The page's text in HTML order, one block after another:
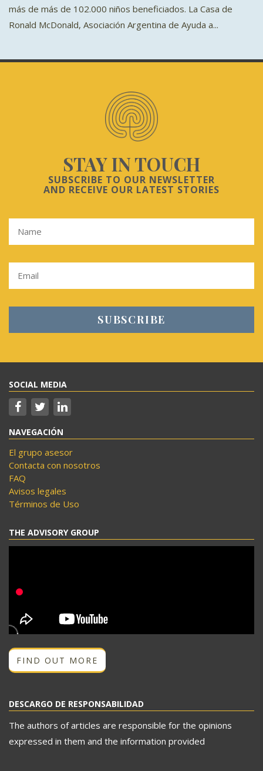
más de más de 102.000 niños beneficiados. La Casa de
Ronald McDonald, Asociación Argentina de Ayuda a...
STAY IN TOUCH
SUBSCRIBE TO OUR NEWSLETTER
AND RECEIVE OUR LATEST STORIES
SOCIAL MEDIA
NAVEGACIÓN
El grupo asesor
Contacta con nosotros
FAQ
Avisos legales
Términos de Uso
THE ADVISORY GROUP
FIND OUT MORE
DESCARGO DE RESPONSABILIDAD
The authors of articles are responsible for the opinions
expressed in them and the information provided